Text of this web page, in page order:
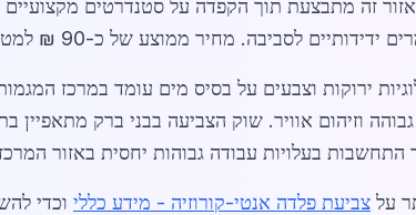
זה מתבצעת תוך הקפדה על סטנדרטים מקצועיים
מחיר ממוצע של כ-90 ₪ למטר רבוע משקף את האיזון בין איכות גבוהה לדרישות סביבתיות מחמירות.
ירוקות וצבעים על בסיס מים עומד במרכז
וזיהום אוויר. שוק הצביעה בבני ברק
התחשבות בעלויות עבודה גבוהות יחסית באזור
על צביעת פלדה אנטי-קורוזיה - מידע כללי וכדי